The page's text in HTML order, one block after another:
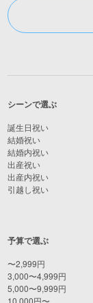
シーンで選ぶ
誕生日祝い
結婚祝い
結婚内祝い
出産祝い
出産内祝い
引越し祝い
予算で選ぶ
〜2,999円
3,000〜4,999円
5,000〜9,999円
10,000円〜